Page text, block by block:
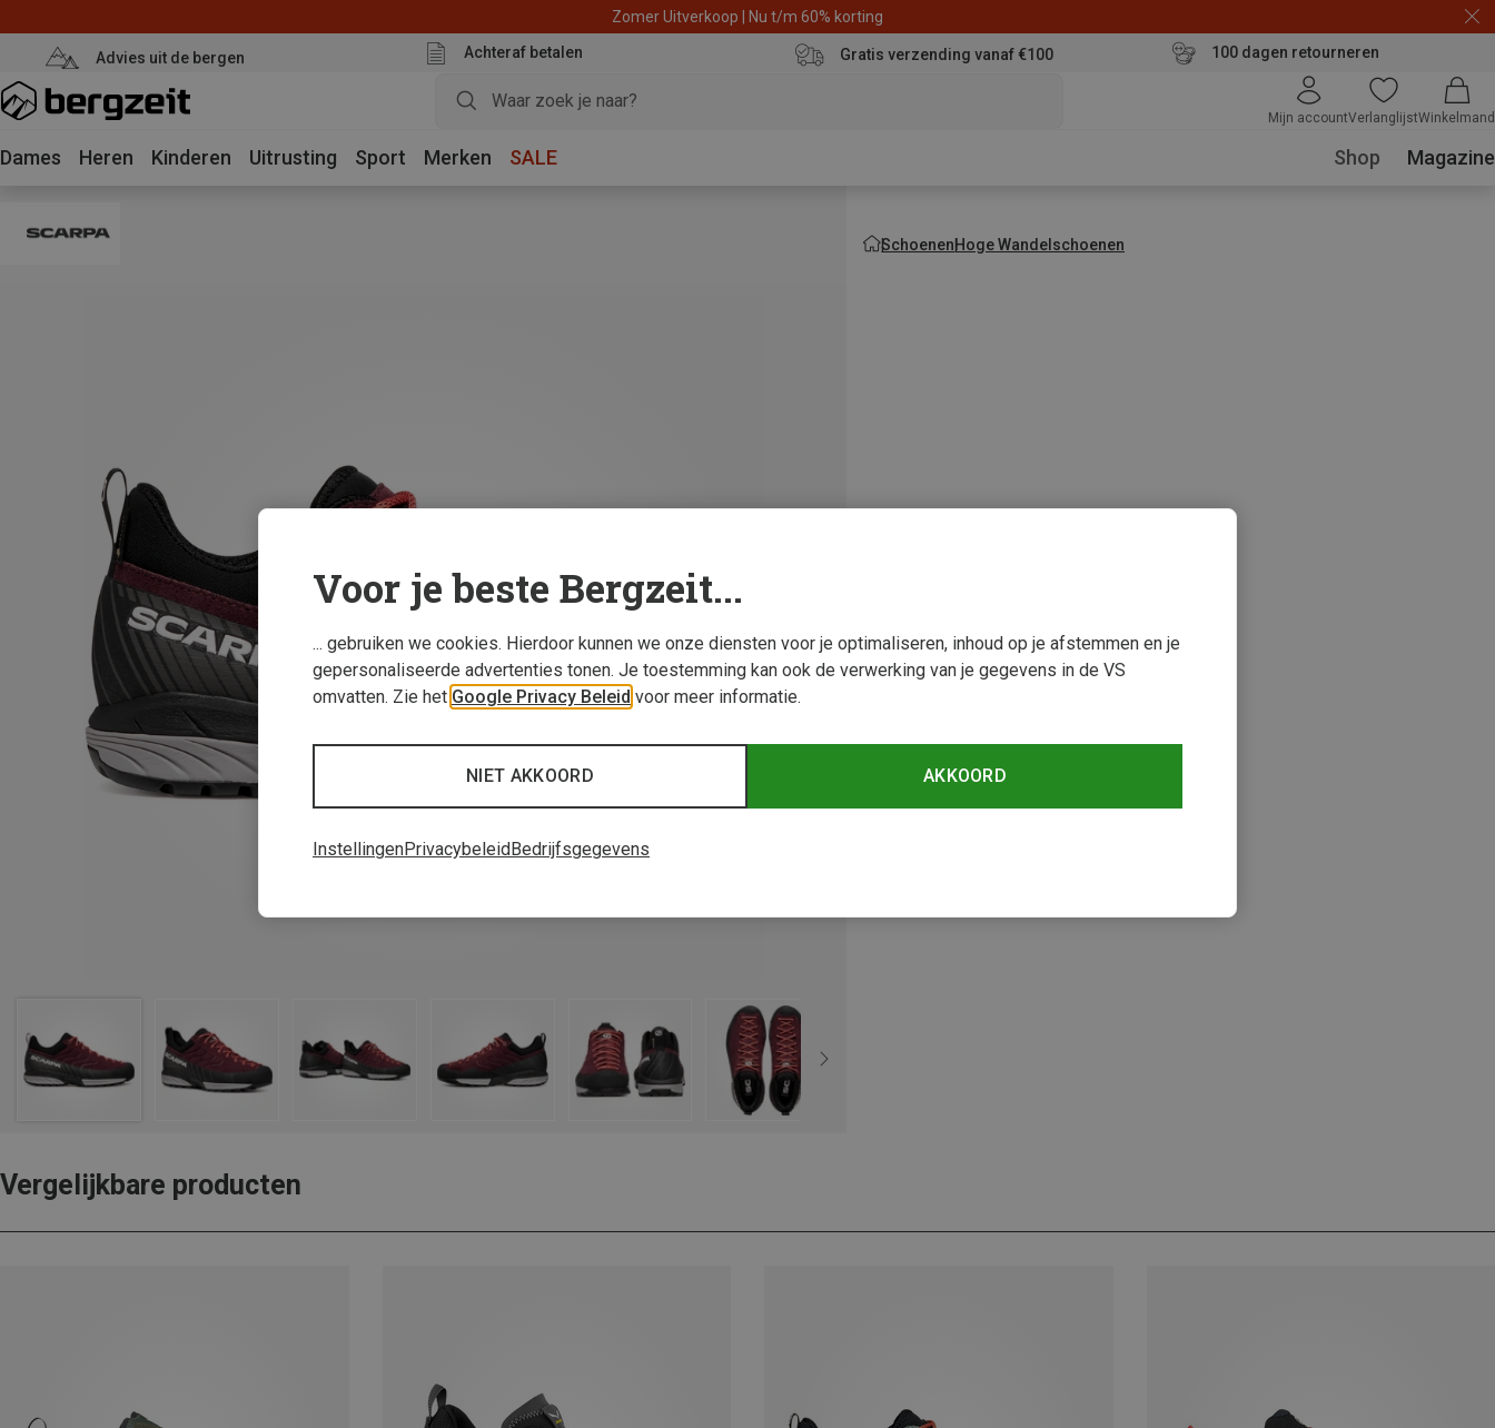
Zomer Uitverkoop | Nu t/m 60% korting
Advies uit de bergen Achteraf betalen Gratis verzending vanaf €100 100 dagen retourneren
Mijn accountVerlanglijstWinkelmand
Dames Heren Kinderen Uitrusting Sport Merken SALE Shop Magazine
SchoenenHoge Wandelschoenen
Vergelijkbare producten
Voor je beste Bergzeit...
... gebruiken we cookies. Hierdoor kunnen we onze diensten voor je optimaliseren, inhoud op je afstemmen en je
gepersonaliseerde advertenties tonen. Je toestemming kan ook de verwerking van je gegevens in de VS
omvatten. Zie het Google Privacy Beleid voor meer informatie.
AKKOORD
NIET AKKOORD
InstellingenPrivacybeleid Bedrijfsgegevens